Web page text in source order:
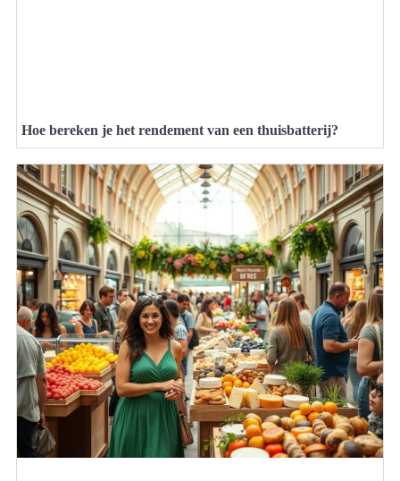
Hoe bereken je het rendement van een thuisbatterij?